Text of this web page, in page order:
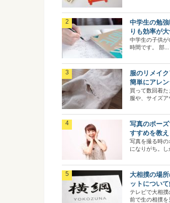
中学生の勉
りも効率が大
中学生の子供
時間です。 部...
服のリメイ
簡単にアレ
買って数回着
服や、サイズア
写真のポー
すすめを教
写真を撮る時の
になりがち。し
大相撲の場
ットについ
テレビで大相
前で生の相撲を